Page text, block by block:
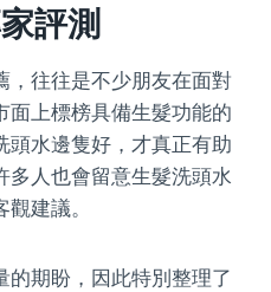
評測
，往往是不少朋友在面對
面上標榜具備生髮功能的
頭水邊隻好，才真正有助
多人也會留意生髮洗頭水
建議。
期盼，因此特別整理了